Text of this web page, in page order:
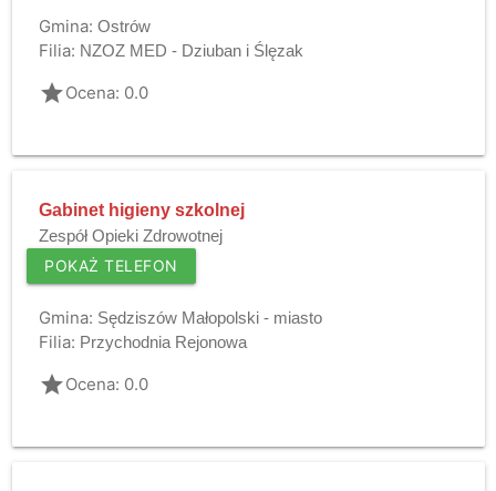
Gmina: Ostrów
Filia: NZOZ MED - Dziuban i Ślęzak
gradeOcena: 0.0
Gabinet higieny szkolnej
Zespół Opieki Zdrowotnej
POKAŻ TELEFON
Gmina: Sędziszów Małopolski - miasto
Filia: Przychodnia Rejonowa
gradeOcena: 0.0